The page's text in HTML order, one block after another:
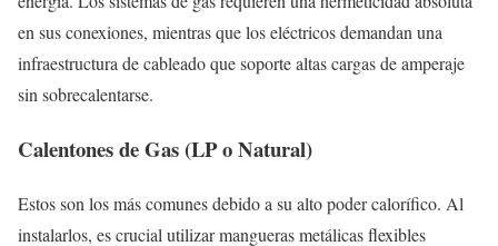
en sus conexiones, mientras que los eléctricos demandan una
infraestructura de cableado que soporte altas cargas de amperaje
sin sobrecalentarse.
Calentones de Gas (LP o Natural)
Estos son los más comunes debido a su alto poder calorífico. Al
instalarlos, es crucial utilizar mangueras metálicas flexibles